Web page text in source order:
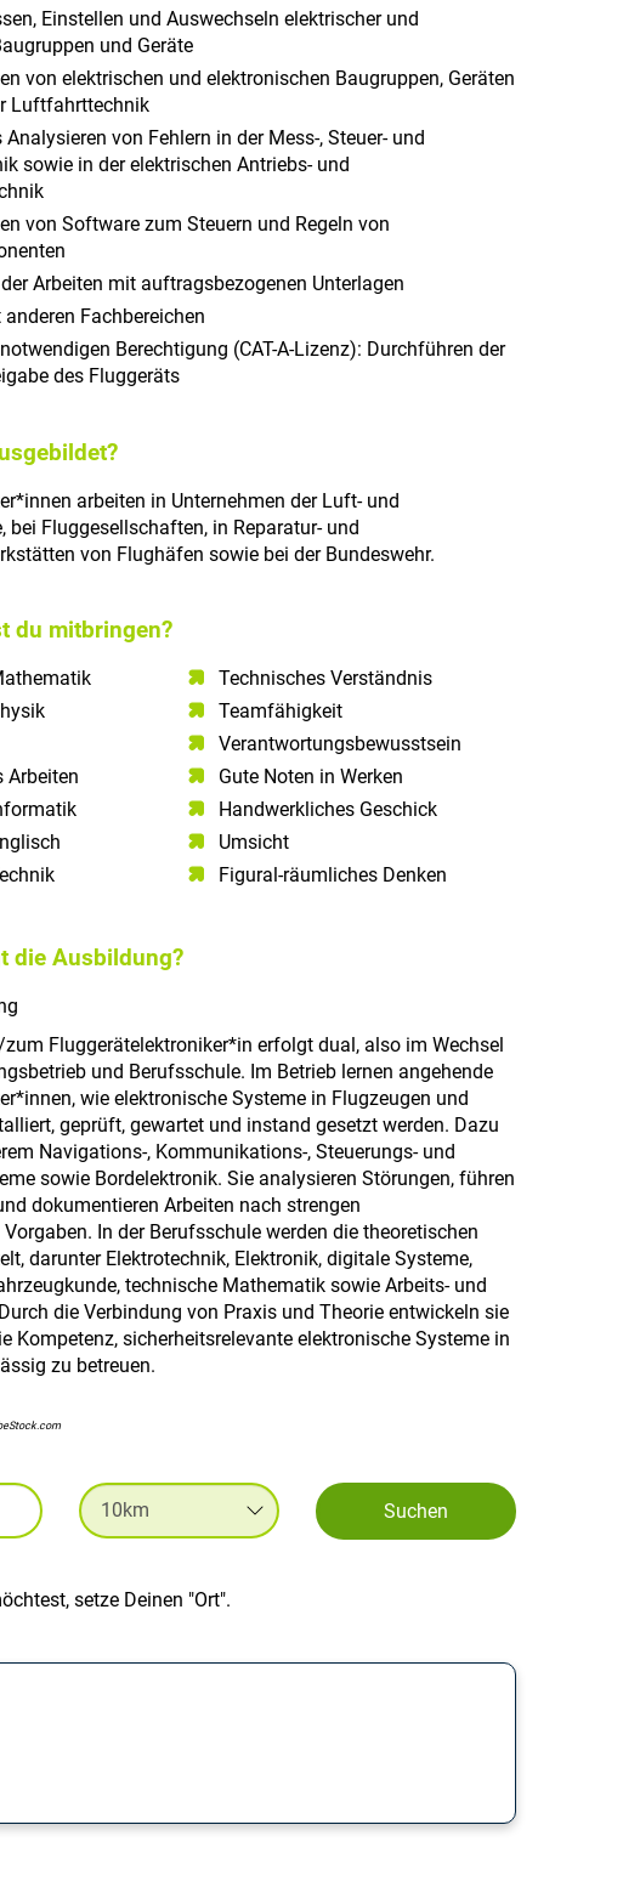
Einstellen und Auswechseln elektrischer und
und Geräte
von elektrischen und elektronischen Baugruppen, Geräten
Luftfahrttechnik
von Fehlern in der Mess-, Steuer- und
sowie in der elektrischen Antriebs- und
von Software zum Steuern und Regeln von
Arbeiten mit auftragsbezogenen Unterlagen
Fachbereichen
Berechtigung (CAT-A-Lizenz): Durchführen der
des Fluggeräts
arbeiten in Unternehmen der Luft- und
bei Fluggesellschaften, in Reparatur- und
von Flughäfen sowie bei der Bundeswehr.
du mitbringen?
Arbeiten​
Technisches Verständnis​
Teamfähigkeit​
Verantwortungsbewusstsein​
Gute Noten in Werken
Handwerkliches Geschick
Umsicht
Figural-räumliches Denken
die Ausbildung?
Fluggerätelektroniker*in erfolgt dual, also im Wechsel
und Berufsschule. Im Betrieb lernen angehende
wie elektronische Systeme in Flugzeugen und
geprüft, gewartet und instand gesetzt werden. Dazu
Navigations-, Kommunikations-, Steuerungs- und
sowie Bordelektronik. Sie analysieren Störungen, führen
dokumentieren Arbeiten nach strengen
In der Berufsschule werden die theoretischen
darunter Elektrotechnik, Elektronik, digitale Systeme,
technische Mathematik sowie Arbeits- und
die Verbindung von Praxis und Theorie entwickeln sie
Kompetenz, sicherheitsrelevante elektronische Systeme in
zu betreuen.
Suchen
setze Deinen "Ort".